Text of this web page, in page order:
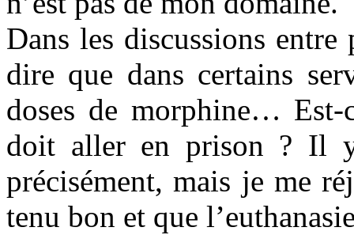
Dans les discussions entre
dire que dans certains
doses de morphine…
doit aller en prison ? Il
précisément, mais je me
tenu bon et que